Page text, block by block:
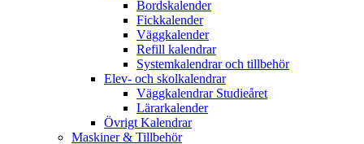
Bordskalender
Fickkalender
Väggkalender
Refill kalendrar
Systemkalendrar och tillbehör
Elev- och skolkalendrar
Väggkalendrar Studieåret
Lärarkalender
Övrigt Kalendrar
Maskiner & Tillbehör